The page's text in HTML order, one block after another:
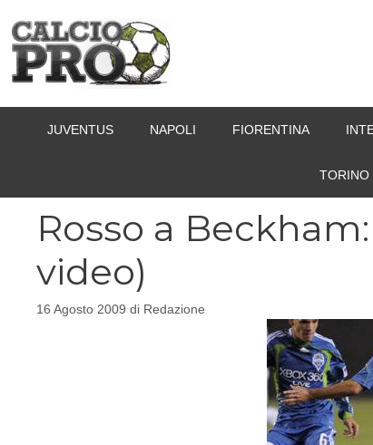
contenuto
JUVENTUS NAPOLI FIORENTINA
TORINO
Rosso a
video)
16 Agosto 2009 di Redazione